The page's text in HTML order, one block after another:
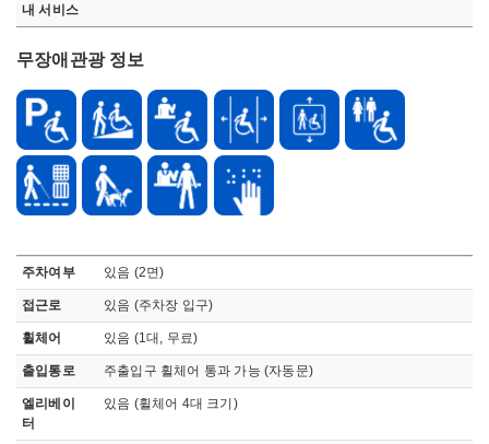
내 서비스
무장애관광 정보
주차여부 있음 (2면)
접근로 있음 (주차장 입구)
휠체어 있음 (1대, 무료)
출입통로 주출입구 휠체어 통과 가능 (자동문)
엘리베이
터
있음 (휠체어 4대 크기)